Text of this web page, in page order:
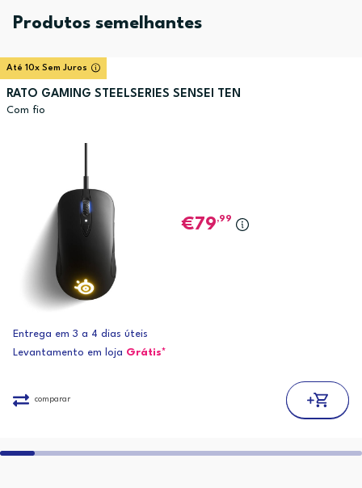
Produtos semelhantes
Até 10x Sem Juros
RATO GAMING STEELSERIES SENSEI TEN
Com fio
79,99
Entrega em 3 a 4 dias úteis
Levantamento em loja Grátis*
comparar